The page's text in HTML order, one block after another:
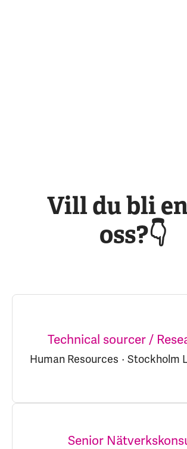
Vill du bli
oss?👇
Technical sourcer /
Human Resources · Stockholm
Senior